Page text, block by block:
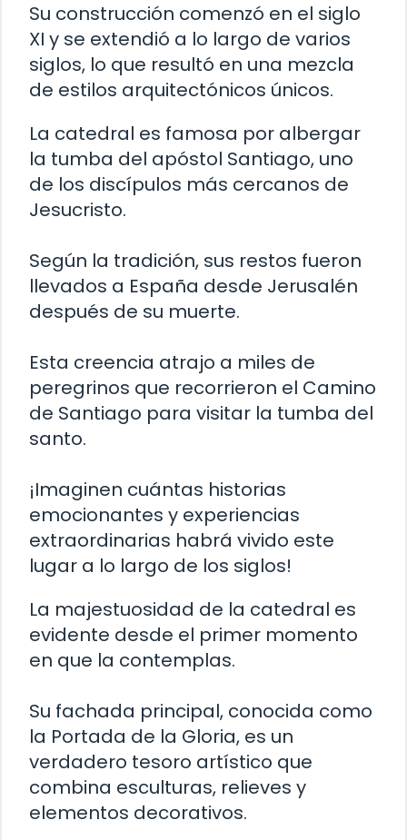
Su construcción comenzó en el siglo
XI y se extendió a lo largo de varios
siglos, lo que resultó en una mezcla
de estilos arquitectónicos únicos.
La catedral es famosa por albergar
la tumba del apóstol Santiago, uno
de los discípulos más cercanos de
Jesucristo.
Según la tradición, sus restos fueron
llevados a España desde Jerusalén
después de su muerte.
Esta creencia atrajo a miles de
peregrinos que recorrieron el Camino
de Santiago para visitar la tumba del
santo.
¡Imaginen cuántas historias
emocionantes y experiencias
extraordinarias habrá vivido este
lugar a lo largo de los siglos!
La majestuosidad de la catedral es
evidente desde el primer momento
en que la contemplas.
Su fachada principal, conocida como
la Portada de la Gloria, es un
verdadero tesoro artístico que
combina esculturas, relieves y
elementos decorativos.